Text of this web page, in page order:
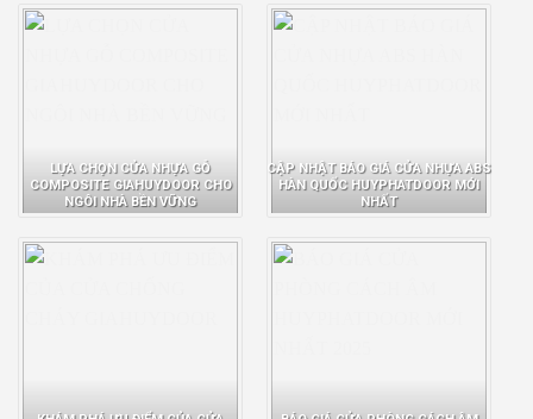
LỰA CHỌN CỬA NHỰA GỖ
COMPOSITE GIAHUYDOOR CHO
NGÔI NHÀ BỀN VỮNG
CẬP NHẬT BÁO GIÁ CỬA NHỰA ABS
HÀN QUỐC HUYPHATDOOR MỚI
NHẤT